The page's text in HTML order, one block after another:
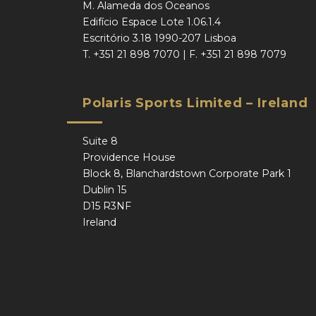
M. Alameda dos Oceanos
Edifício Espace Lote 1.06.1.4
Escritório 3.18 1990-207 Lisboa
T. +351 21 898 7070 | F. +351 21 898 7079
Polaris Sports Limited – Ireland
Suite 8
Providence House
Block 8, Blanchardstown Corporate Park 1
Dublin 15
D15 R3NF
Ireland